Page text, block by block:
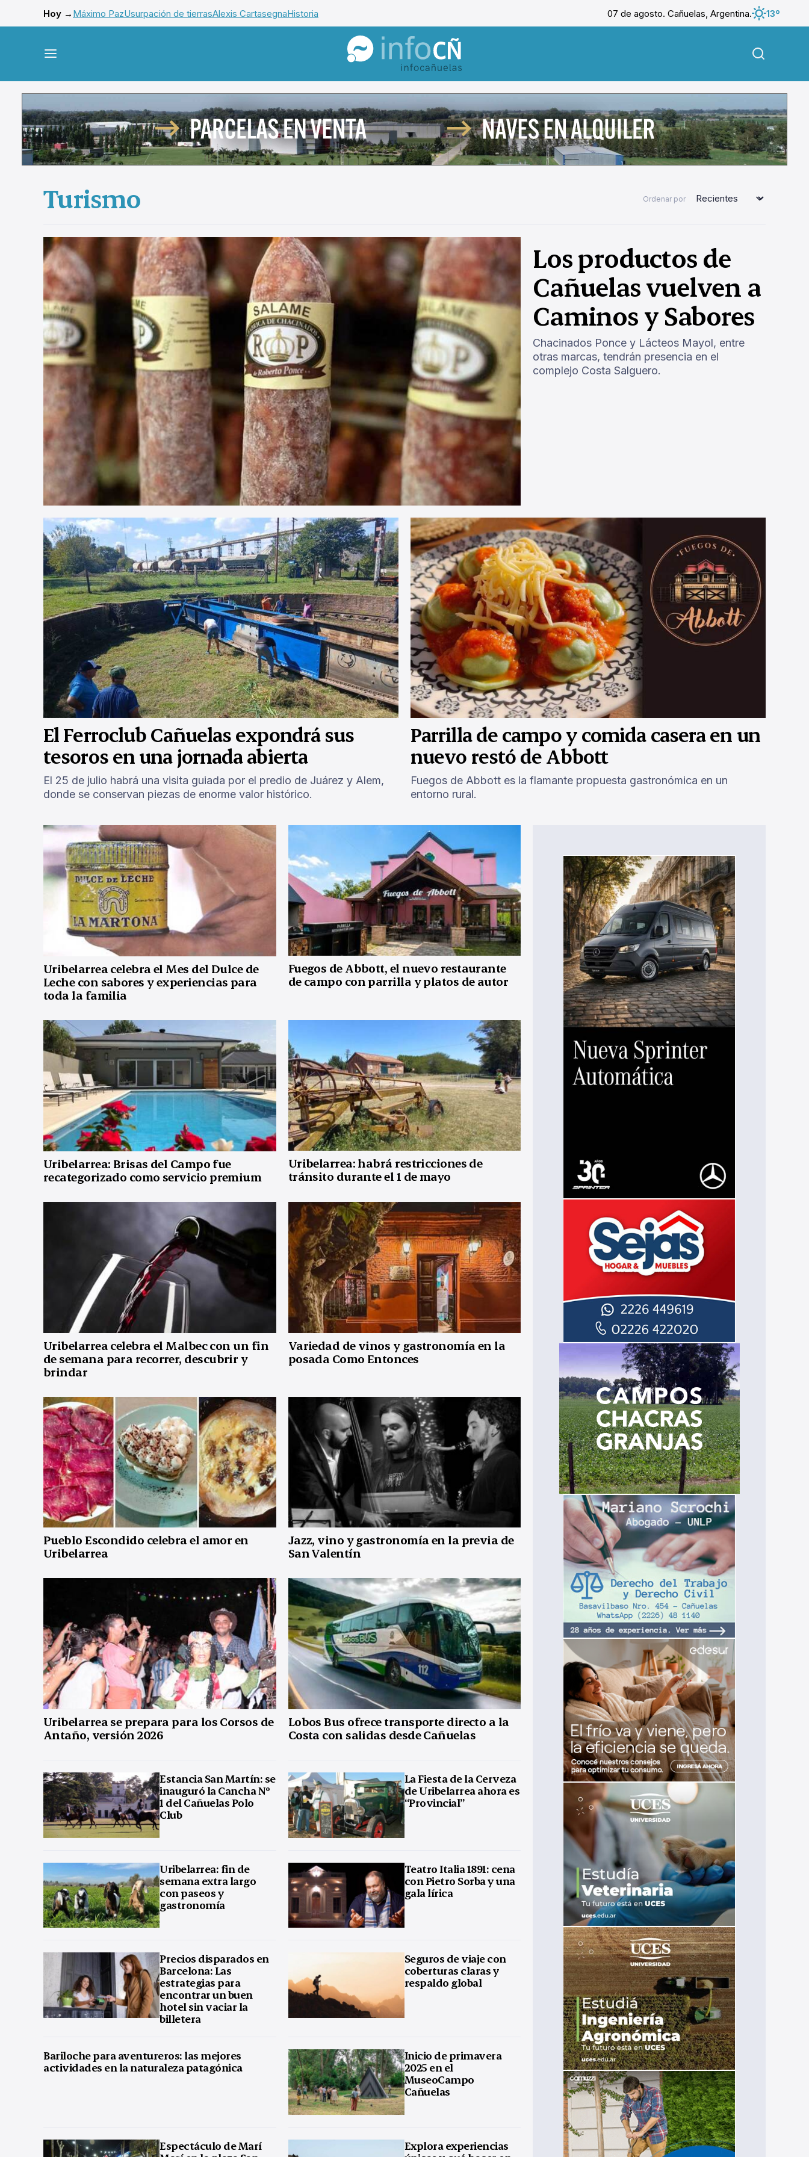
Hoy → Máximo PazUsurpación de tierrasAlexis CartasegnaHistoria 07 de agosto. Cañuelas, Argentina.
13º
InfoCañuelas
Turismo Ordenar por
Los productos de
Cañuelas vuelven a
Caminos y Sabores
Chacinados Ponce y Lácteos Mayol, entre
otras marcas, tendrán presencia en el
complejo Costa Salguero.
El Ferroclub Cañuelas expondrá sus
tesoros en una jornada abierta
El 25 de julio habrá una visita guiada por el predio de Juárez y Alem,
donde se conservan piezas de enorme valor histórico.
Parrilla de campo y comida casera en un
nuevo restó de Abbott
Fuegos de Abbott es la flamante propuesta gastronómica en un
entorno rural.
Uribelarrea celebra el Mes del Dulce de
Leche con sabores y experiencias para
toda la familia
Fuegos de Abbott, el nuevo restaurante
de campo con parrilla y platos de autor
Uribelarrea: Brisas del Campo fue
recategorizado como servicio premium
Uribelarrea: habrá restricciones de
tránsito durante el 1 de mayo
Uribelarrea celebra el Malbec con un fin
de semana para recorrer, descubrir y
brindar
Variedad de vinos y gastronomía en la
posada Como Entonces
Pueblo Escondido celebra el amor en
Uribelarrea
Jazz, vino y gastronomía en la previa de
San Valentín
Uribelarrea se prepara para los Corsos de
Antaño, versión 2026
Lobos Bus ofrece transporte directo a la
Costa con salidas desde Cañuelas
Estancia San Martín: se
inauguró la Cancha Nº
1 del Cañuelas Polo
Club
La Fiesta de la Cerveza
de Uribelarrea ahora es
“Provincial”
Uribelarrea: fin de
semana extra largo
con paseos y
gastronomía
Teatro Italia 1891: cena
con Pietro Sorba y una
gala lírica
Precios disparados en
Barcelona: Las
estrategias para
encontrar un buen
hotel sin vaciar la
billetera
Seguros de viaje con
coberturas claras y
respaldo global
Bariloche para aventureros: las mejores
actividades en la naturaleza patagónica
Inicio de primavera
2025 en el
MuseoCampo
Cañuelas
Espectáculo de Marí
Explora experiencias